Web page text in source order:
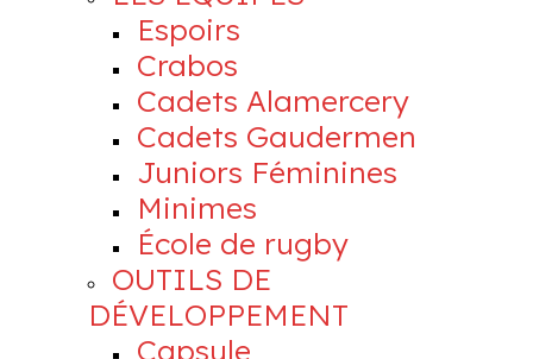
Espoirs
Crabos
Cadets Alamercery
Cadets Gaudermen
Juniors Féminines
Minimes
École de rugby
OUTILS DE
DÉVELOPPEMENT
Capsule